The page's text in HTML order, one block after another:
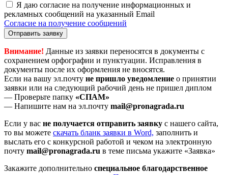
Я даю согласие на получение информационных и
рекламных сообщений на указанный Email
Согласие на получение сообщений
Отправить заявку
Внимание! Данные из заявки переносятся в документы с
сохранением орфографии и пунктуации. Исправления в
документы после их оформления не вносятся.
Если на вашу эл.почту не пришло уведомление о принятии
заявки или на следующий рабочий день не пришел диплом
— Проверьте папку «СПАМ»
— Напишите нам на эл.почту mail@pronagrada.ru
Если у вас не получается отправить заявку с нашего сайта,
то вы можете cкачать бланк заявки в Word, заполнить и
выслать его с конкурсной работой и чеком на электронную
почту mail@pronagrada.ru в теме письма укажите «Заявка»
Закажите дополнительно специальное благодарственное